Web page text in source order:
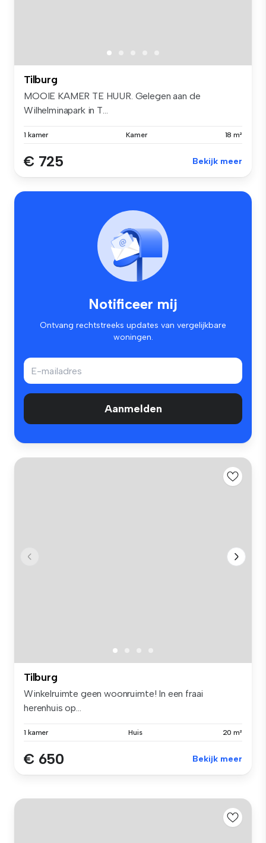
Tilburg
MOOIE KAMER TE HUUR. Gelegen aan de
Wilhelminapark in T...
1 kamer Kamer 18 m²
€ 725 Bekijk meer
Notificeer mij
Ontvang rechtstreeks updates van vergelijkbare
woningen.
Aanmelden
Tilburg
Winkelruimte geen woonruimte! In een fraai
herenhuis op...
1 kamer Huis 20 m²
€ 650 Bekijk meer